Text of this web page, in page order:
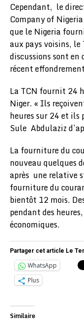
Cependant, le
Company of
que le Nigeria
aux pays voisins, le
discussions sont en
récent
La TCN fournit 24
Niger. « Ils
heures sur 24 et ils
Sule Abdulaziz
La fourniture du
nouveau quelques
après une relative
fourniture du
bientôt 12 mois.
pendant des
économiques.
Partager cet article Le
WhatsApp
Plus
Similaire